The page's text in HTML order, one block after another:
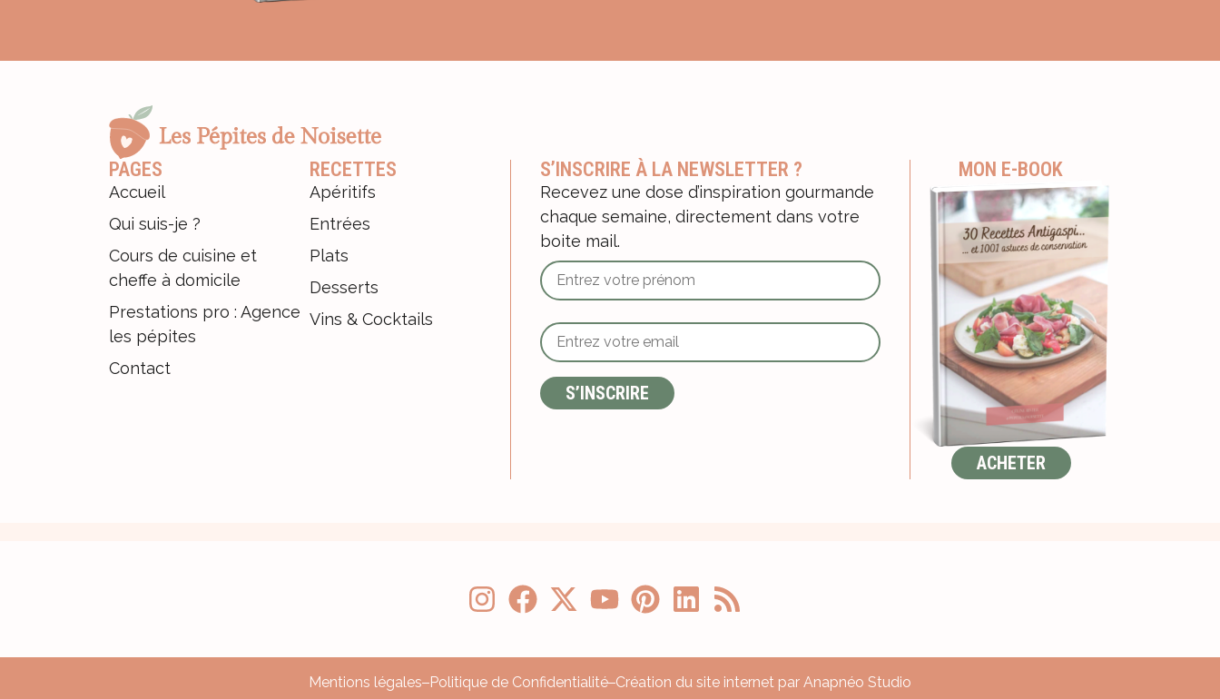
PAGES
Accueil
Qui suis-je ?
Cours de cuisine et
cheffe à domicile
Prestations pro : Agence
les pépites
Contact
RECETTES
Apéritifs
Entrées
Plats
Desserts
Vins & Cocktails
S’INSCRIRE À LA NEWSLETTER ?
Recevez une dose d’inspiration gourmande
chaque semaine, directement dans votre
boite mail.
MON E-BOOK
ACHETER
Mentions légales Politique de Confidentialité Création du site internet par Anapnéo Studio